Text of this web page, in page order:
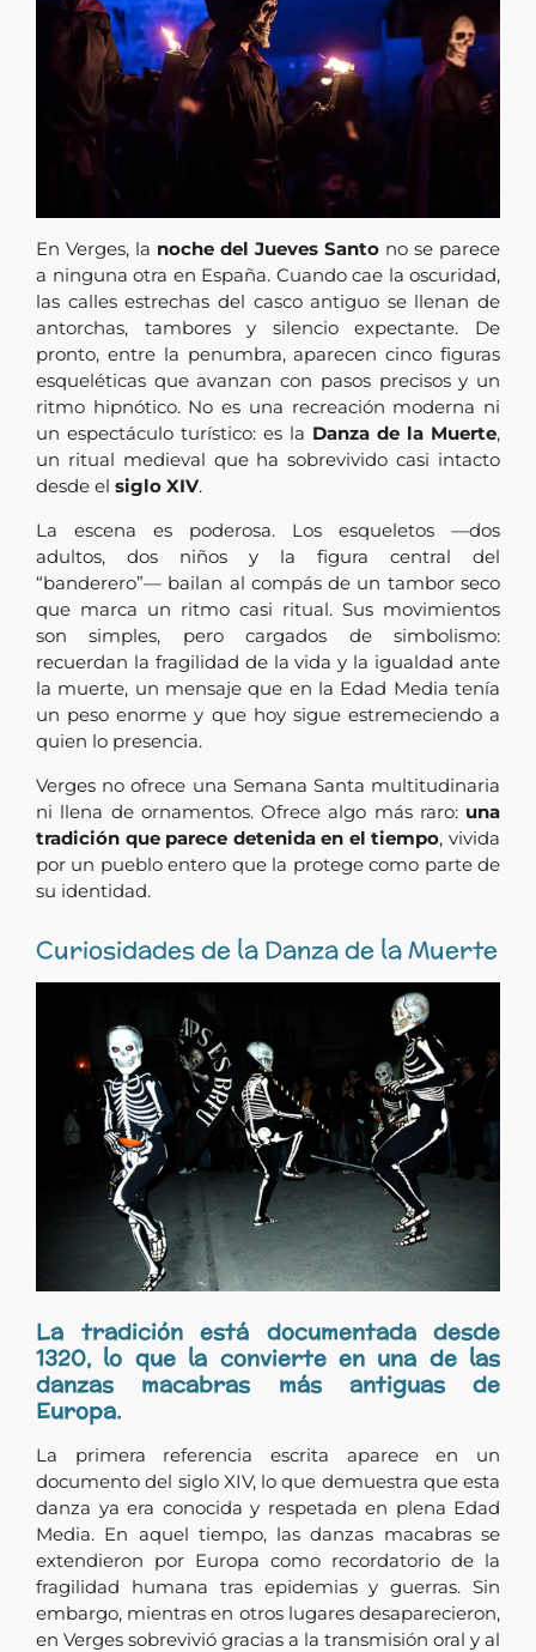
En Verges, la noche del Jueves Santo no se parece
a ninguna otra en España. Cuando cae la oscuridad,
las calles estrechas del casco antiguo se llenan de
antorchas, tambores y silencio expectante. De
pronto, entre la penumbra, aparecen cinco figuras
esqueléticas que avanzan con pasos precisos y un
ritmo hipnótico. No es una recreación moderna ni
un espectáculo turístico: es la Danza de la Muerte,
un ritual medieval que ha sobrevivido casi intacto
desde el siglo XIV.
La escena es poderosa. Los esqueletos —dos
adultos, dos niños y la figura central del
“banderero”— bailan al compás de un tambor seco
que marca un ritmo casi ritual. Sus movimientos
son simples, pero cargados de simbolismo:
recuerdan la fragilidad de la vida y la igualdad ante
la muerte, un mensaje que en la Edad Media tenía
un peso enorme y que hoy sigue estremeciendo a
quien lo presencia.
Verges no ofrece una Semana Santa multitudinaria
ni llena de ornamentos. Ofrece algo más raro: una
tradición que parece detenida en el tiempo, vivida
por un pueblo entero que la protege como parte de
su identidad.
Curiosidades de la Danza de la Muerte
La tradición está documentada desde
1320, lo que la convierte en una de las
danzas macabras más antiguas de
Europa.
La primera referencia escrita aparece en un
documento del siglo XIV, lo que demuestra que esta
danza ya era conocida y respetada en plena Edad
Media. En aquel tiempo, las danzas macabras se
extendieron por Europa como recordatorio de la
fragilidad humana tras epidemias y guerras. Sin
embargo, mientras en otros lugares desaparecieron,
en Verges sobrevivió gracias a la transmisión oral y al